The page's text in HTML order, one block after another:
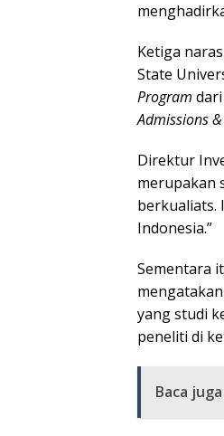
Ketiga
State
Program
Admissions
Direktur
merupakan
berkualiats.
Indonesia.”
Sementara
yang studi
peneliti di
Baca juga